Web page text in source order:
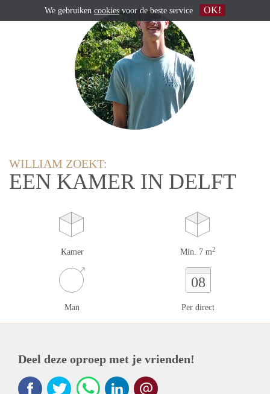
WILLIAM ZOEKT:
EEN KAMER IN DELFT
Kamer Min. 7 m2
Man
08
Per direct
Deel deze oproep met je vrienden!
We gebruiken cookiesvoor de beste service OK!